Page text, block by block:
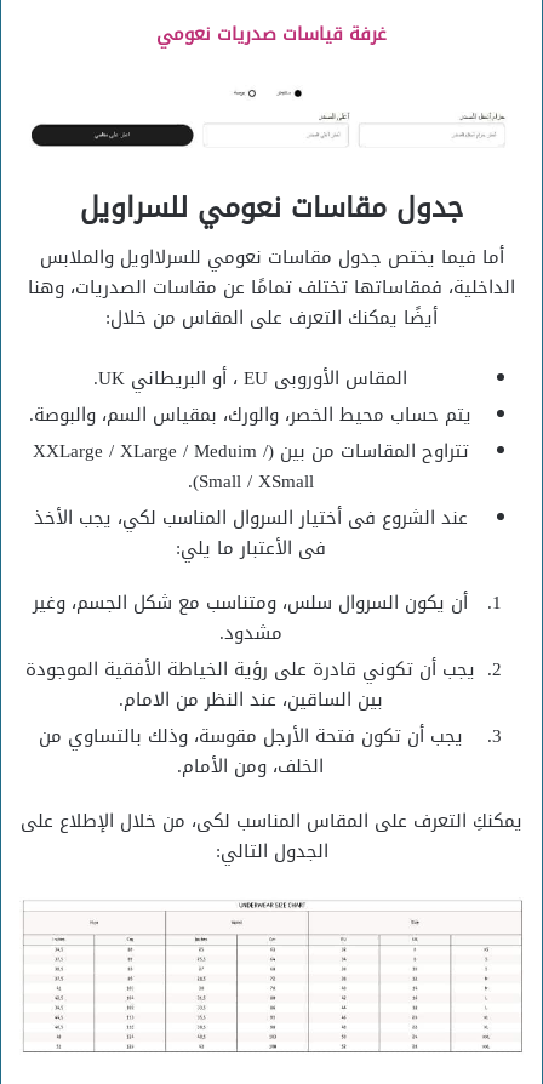
غرفة قياسات صدريات نعومي
جدول مقاسات نعومي للسراويل
أما فيما يختص جدول مقاسات نعومي للسرلااويل والملابس
الداخلية، فمقاساتها تختلف تمامًا عن مقاسات الصدريات، وهنا
أيضًا يمكنك التعرف على المقاس من خلال:
المقاس الأوروبى EU ، أو البريطاني UK.
يتم حساب محيط الخصر، والورك، بمقياس السم، والبوصة.
تتراوح المقاسات من بين (XXLarge / XLarge / Meduim /
Small / XSmall).
عند الشروع فى أختيار السروال المناسب لكي، يجب الأخذ
فى الأعتبار ما يلي:
أن يكون السروال سلس، ومتناسب مع شكل الجسم، وغير
مشدود.
يجب أن تكوني قادرة على رؤية الخياطة الأفقية الموجودة
بين الساقين، عند النظر من الامام.
يجب أن تكون فتحة الأرجل مقوسة، وذلك بالتساوي من
الخلف، ومن الأمام.
يمكنكِ التعرف على المقاس المناسب لكى، من خلال الإطلاع على
الجدول التالي: